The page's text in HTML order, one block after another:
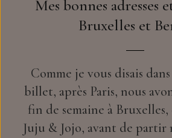
Mes bonnes adresses
Bruxelles et
Comme je vous disais
billet, après Paris, nous
fin de semaine à Bruxelles,
Juju & Jojo, avant de